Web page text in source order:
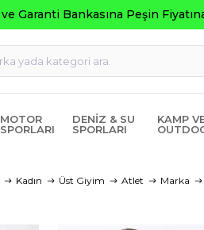
MOTOR
SPORLARI
DENIZ & SU
SPORLARI
KAMP
Kadın Üst Giyim Atlet Marka